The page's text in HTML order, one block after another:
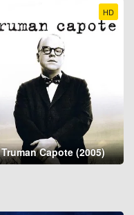
HD
Truman Capote (2005)